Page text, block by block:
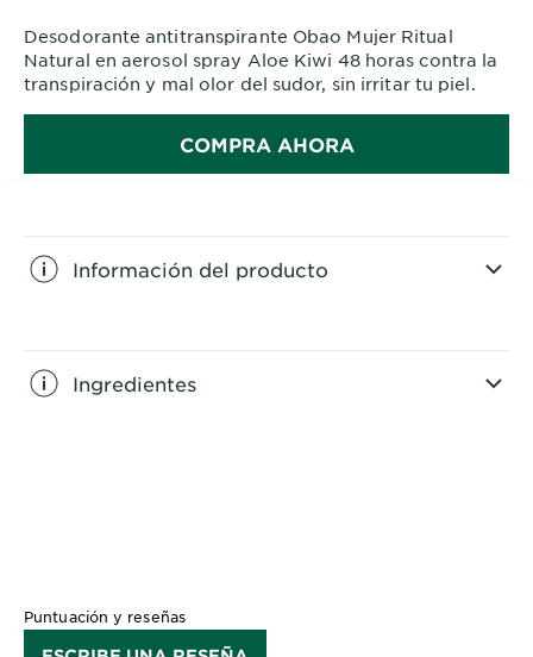
Desodorante antitranspirante Obao Mujer Ritual
Natural en aerosol spray Aloe Kiwi 48 horas contra la
transpiración y mal olor del sudor, sin irritar tu piel.
COMPRA AHORA
Información del producto
Ingredientes
Puntuación y reseñas